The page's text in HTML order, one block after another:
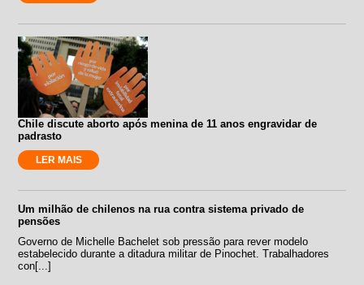
Chile discute aborto após menina de 11 anos engravidar de
padrasto
LER MAIS
Um milhão de chilenos na rua contra sistema privado de
pensões
Governo de Michelle Bachelet sob pressão para rever modelo
estabelecido durante a ditadura militar de Pinochet. Trabalhadores
con[...]